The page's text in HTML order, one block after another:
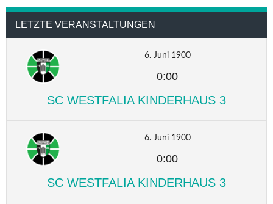
LETZTE VERANSTALTUNGEN
6. Juni 1900
0:00
SC WESTFALIA KINDERHAUS 3
6. Juni 1900
0:00
SC WESTFALIA KINDERHAUS 3